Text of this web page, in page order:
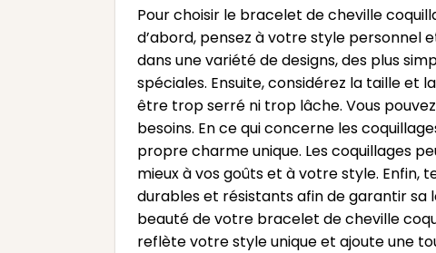
Pour choisir le bracelet de cheville
d’abord, pensez à votre style personnel
dans une variété de designs, des plus
spéciales. Ensuite, considérez la taille et
être trop serré ni trop lâche. Vous
besoins. En ce qui concerne les
propre charme unique. Les coquillages
mieux à vos goûts et à votre style. Enfin,
durables et résistants afin de garantir sa
beauté de votre bracelet de cheville
reflète votre style unique et ajoute une